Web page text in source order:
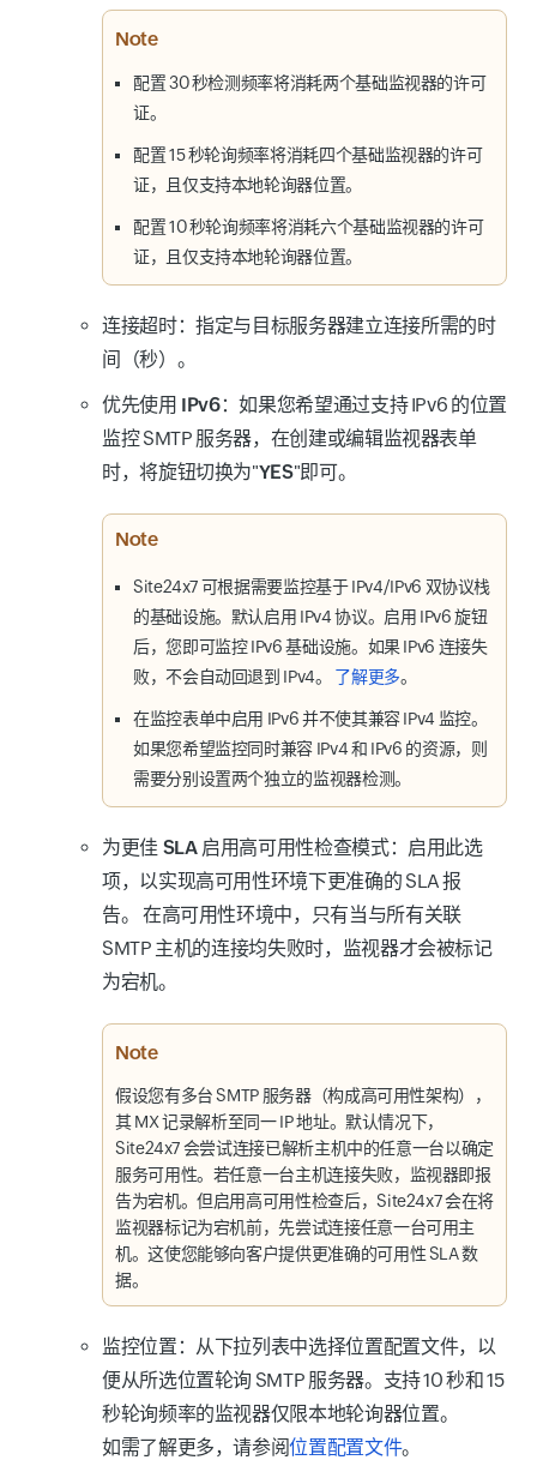
Note
配置 30 秒检测频率将消耗两个基础监视器的许可
证。
配置 15 秒轮询频率将消耗四个基础监视器的许可
证，且仅支持本地轮询器位置。
配置 10 秒轮询频率将消耗六个基础监视器的许可
证，且仅支持本地轮询器位置。
连接超时：指定与目标服务器建立连接所需的时
间（秒）。
优先使用 IPv6：如果您希望通过支持 IPv6 的位置
监控 SMTP 服务器，在创建或编辑监视器表单
时，将旋钮切换为"YES"即可。
Note
Site24x7 可根据需要监控基于 IPv4/IPv6 双协议栈
的基础设施。默认启用 IPv4 协议。启用 IPv6 旋钮
后，您即可监控 IPv6 基础设施。如果 IPv6 连接失
败，不会自动回退到 IPv4。 了解更多。
在监控表单中启用 IPv6 并不使其兼容 IPv4 监控。
如果您希望监控同时兼容 IPv4 和 IPv6 的资源，则
需要分别设置两个独立的监视器检测。
为更佳 SLA 启用高可用性检查模式： 启用此选
项，以实现高可用性环境下更准确的 SLA 报
告。
在高可用性环境中，只有当与所有关联
SMTP 主机的连接均失败时，监视器才会被标记
为宕机。
Note
假设您有多台 SMTP 服务器（构成高可用性架构），
其 MX 记录解析至同一 IP 地址。默认情况下，
Site24x7 会尝试连接已解析主机中的任意一台以确定
服务可用性。若任意一台主机连接失败，监视器即报
告为宕机。但启用高可用性检查后，Site24x7 会在将
监视器标记为宕机前，先尝试连接任意一台可用主
机。这使您能够向客户提供更准确的可用性 SLA 数
据。
监控位置 ：从下拉列表中选择位置配置文件，以
便从所选位置轮询 SMTP 服务器。 支持 10 秒和 15
秒轮询频率的监视器仅限本地轮询器位置。
如需了解更多，请参阅位置配置文件。